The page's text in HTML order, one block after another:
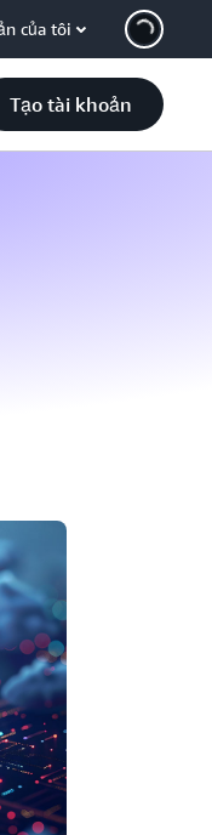
của tôi
Tạo tài khoản